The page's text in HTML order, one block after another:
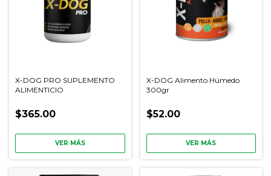
X-DOG PRO SUPLEMENTO
ALIMENTICIO
$365.00
VER MÁS
X-DOG Alimento Húmedo
300gr
$52.00
VER MÁS